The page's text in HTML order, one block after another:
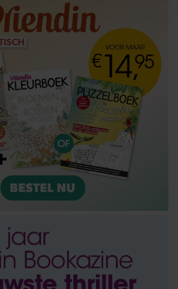
te analyseren. Ook delen we
gebruik van onze site met onze
media, adverteren en analyse. Deze
gegevens combineren met andere
ze heeft verstrekt of die ze hebben
van uw gebruik van hun services. U
cookies als u onze website blijft